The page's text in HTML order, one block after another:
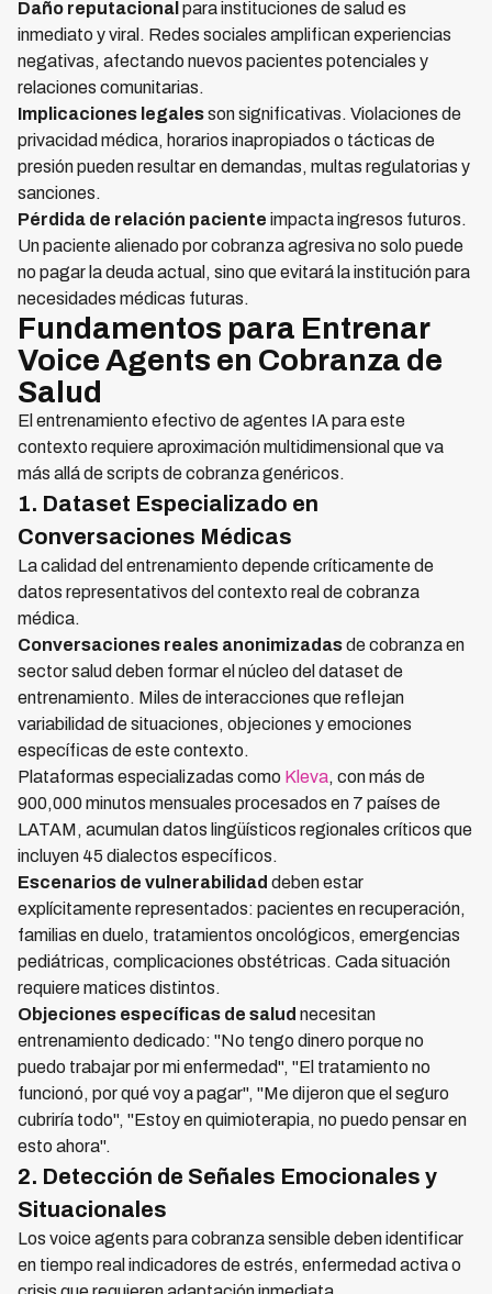
Daño reputacional para instituciones de salud es
inmediato y viral. Redes sociales amplifican experiencias
negativas, afectando nuevos pacientes potenciales y
relaciones comunitarias.
Implicaciones legalesson significativas. Violaciones de
privacidad médica, horarios inapropiados o tácticas de
presión pueden resultar en demandas, multas regulatorias y
sanciones.
Pérdida de relación paciente impacta ingresos futuros.
Un paciente alienado por cobranza agresiva no solo puede
no pagar la deuda actual, sino que evitará la institución para
necesidades médicas futuras.
Fundamentos para Entrenar
Voice Agents en Cobranza de
Salud
El entrenamiento efectivo de agentes IA para este
contexto requiere aproximación multidimensional que va
más allá de scripts de cobranza genéricos.
1. Dataset Especializado en
Conversaciones Médicas
La calidad del entrenamiento depende críticamente de
datos representativos del contexto real de cobranza
médica.
Conversaciones reales anonimizadasde cobranza en
sector salud deben formar el núcleo del dataset de
entrenamiento. Miles de interacciones que reflejan
variabilidad de situaciones, objeciones y emociones
específicas de este contexto.
Plataformas especializadas como Kleva, con más de
900,000 minutos mensuales procesados en 7 países de
LATAM, acumulan datos lingüísticos regionales críticos que
incluyen 45 dialectos específicos.
Escenarios de vulnerabilidad deben estar
explícitamente representados: pacientes en recuperación,
familias en duelo, tratamientos oncológicos, emergencias
pediátricas, complicaciones obstétricas. Cada situación
requiere matices distintos.
Objeciones específicas de salud necesitan
entrenamiento dedicado: "No tengo dinero porque no
puedo trabajar por mi enfermedad", "El tratamiento no
funcionó, por qué voy a pagar", "Me dijeron que el seguro
cubriría todo", "Estoy en quimioterapia, no puedo pensar en
esto ahora".
2. Detección de Señales Emocionales y
Situacionales
Los voice agents para cobranza sensible deben identificar
en tiempo real indicadores de estrés, enfermedad activa o